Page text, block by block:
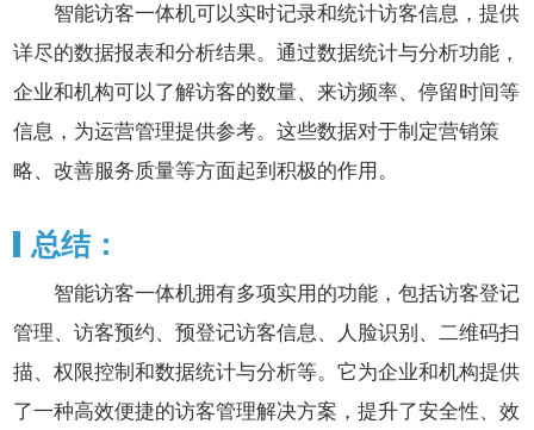
智能访客一体机可以实时记录和统计访客信息，提供
详尽的数据报表和分析结果。通过数据统计与分析功能，
企业和机构可以了解访客的数量、来访频率、停留时间等
信息，为运营管理提供参考。这些数据对于制定营销策
略、改善服务质量等方面起到积极的作用。
总结：
智能访客一体机拥有多项实用的功能，包括访客登记
管理、访客预约、预登记访客信息、人脸识别、二维码扫
描、权限控制和数据统计与分析等。它为企业和机构提供
了一种高效便捷的访客管理解决方案，提升了安全性、效